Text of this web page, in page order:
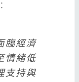
臨經濟
情緒低
支持與